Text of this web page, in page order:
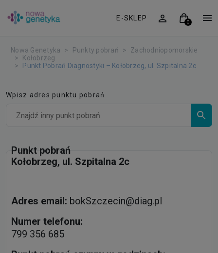
E-SKLEP
Nowa Genetyka Punkty pobrań
Zachodniopomorskie
Kołobrzeg
Punkt Pobrań Diagnostyki – Kołobrzeg, ul. Szpitalna 2c
Wpisz adres punktu pobrań
Punkt pobrań
Kołobrzeg, ul. Szpitalna 2c
Adres email: bokSzczecin@diag.pl
Numer telefonu:
799 356 685